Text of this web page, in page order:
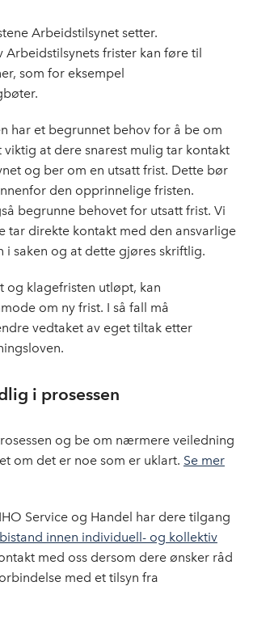
Arbeidstilsynet setter.
Arbeidstilsynets frister kan føre til
som for eksempel
har et begrunnet behov for å be om
viktig at dere snarest mulig tar kontakt
og ber om en utsatt frist. Dette bør
den opprinnelige fristen.
begrunne behovet for utsatt frist. Vi
tar direkte kontakt med den ansvarlige
i saken og at dette gjøres skriftlig.
og klagefristen utløpt, kan
om ny frist. I så fall må
vedtaket av eget tiltak etter
i prosessen
og be om nærmere veiledning
om det er noe som er uklart. Se mer
Service og Handel har dere tilgang
innen individuell- og kollektiv
med oss dersom dere ønsker råd
med et tilsyn fra